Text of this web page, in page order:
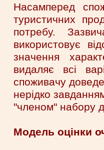
Насамперед
туристичних
потребу.
використовує
значення
видаляє всі
споживачу
нерідко
"членом" набору
Модель оцінки